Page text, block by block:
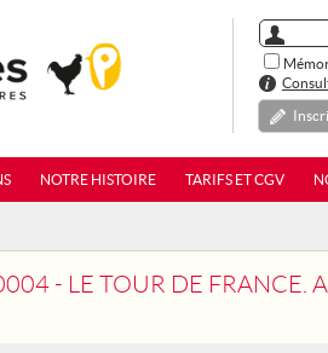
NOTRE HISTOIRE TARIFS ET CGV
- LE TOUR DE FRANCE.